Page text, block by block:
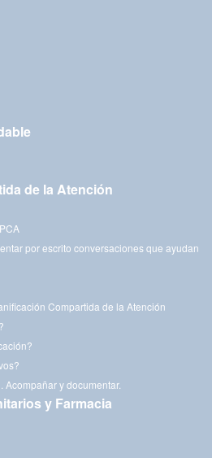
de la Atención
por escrito conversaciones que ayudan
Compartida de la Atención
Acompañar y documentar.
y Farmacia